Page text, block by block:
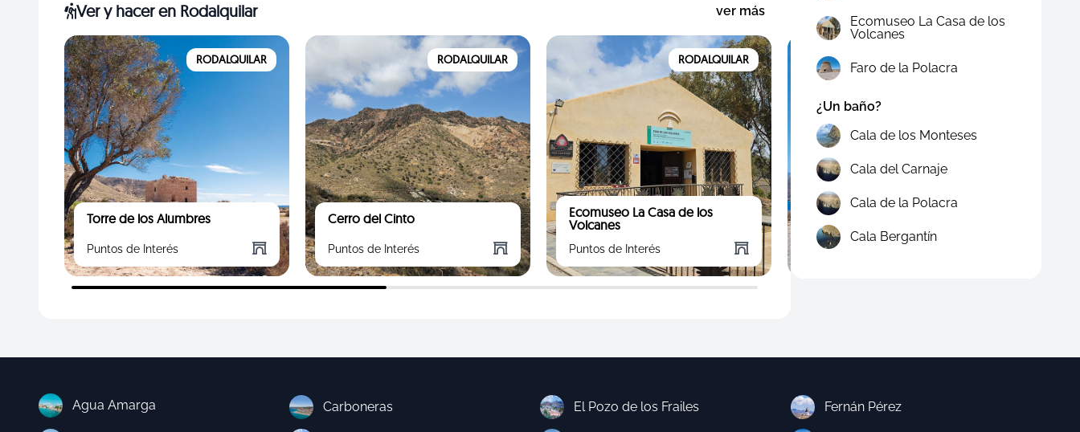
Ver y haceren Rodalquilar ver más
RODALQUILAR
Torre de los Alumbres
Puntos de Interés
RODALQUILAR
Cerro del Cinto
Puntos de Interés
RODALQUILAR
Ecomuseo La Casa de los
Volcanes
Puntos de Interés
RODALQUILAR
Faro de la Polacra
Puntos de Interés
Ecomuseo La Casa de los
Volcanes
Faro de la Polacra
¿Un baño?
Cala de los Monteses
Cala del Carnaje
Cala de la Polacra
Cala Bergantín
Agua Amarga Carboneras El Pozo de los Frailes Fernán Pérez